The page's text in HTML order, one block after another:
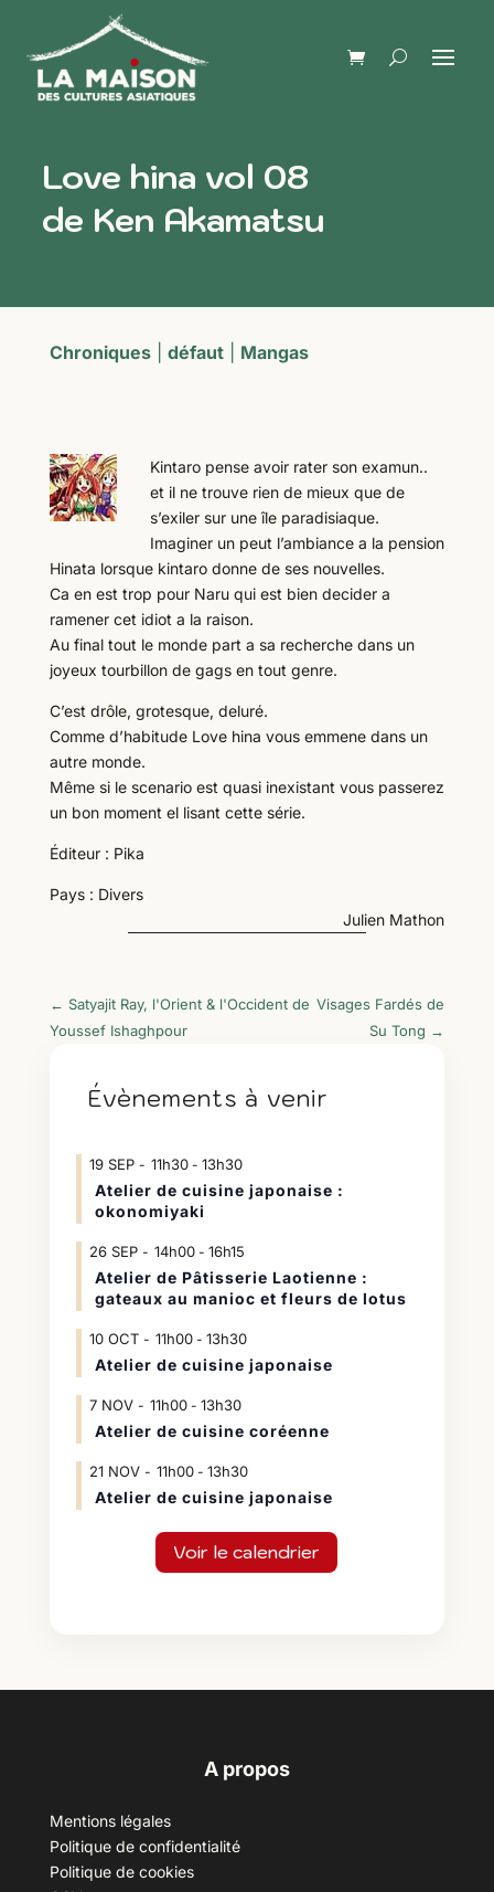
Love hina vol 08
de Ken Akamatsu
Chroniques| défaut| Mangas
Kintaro pense avoir rater son examun..
et il ne trouve rien de mieux que de
s’exiler sur une île paradisiaque.
Imaginer un peut l’ambiance a la pension
Hinata lorsque kintaro donne de ses nouvelles.
Ca en est trop pour Naru qui est bien decider a
ramener cet idiot a la raison.
Au final tout le monde part a sa recherche dans un
joyeux tourbillon de gags en tout genre.
C’est drôle, grotesque, deluré.
Comme d’habitude Love hina vous emmene dans un
autre monde.
Même si le scenario est quasi inexistant vous passerez
un bon moment el lisant cette série.
Éditeur : Pika
Pays : Divers
Julien Mathon
← Satyajit Ray, l'Orient & l'Occident de
Youssef Ishaghpour
Visages Fardés de
Su Tong →
Évènements à venir
19 SEP 11h30- 13h30
Atelier de cuisine japonaise :
okonomiyaki
26 SEP 14h00- 16h15
Atelier de Pâtisserie Laotienne :
gateaux au manioc et fleurs de lotus
10 OCT 11h00- 13h30
Atelier de cuisine japonaise
7 NOV 11h00- 13h30
Atelier de cuisine coréenne
21 NOV 11h00- 13h30
Atelier de cuisine japonaise
Voir le calendrier
A propos
Mentions légales
Politique de confidentialité
Politique de cookies